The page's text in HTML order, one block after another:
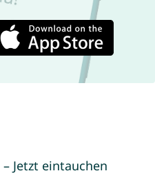
Jetzt eintauchen